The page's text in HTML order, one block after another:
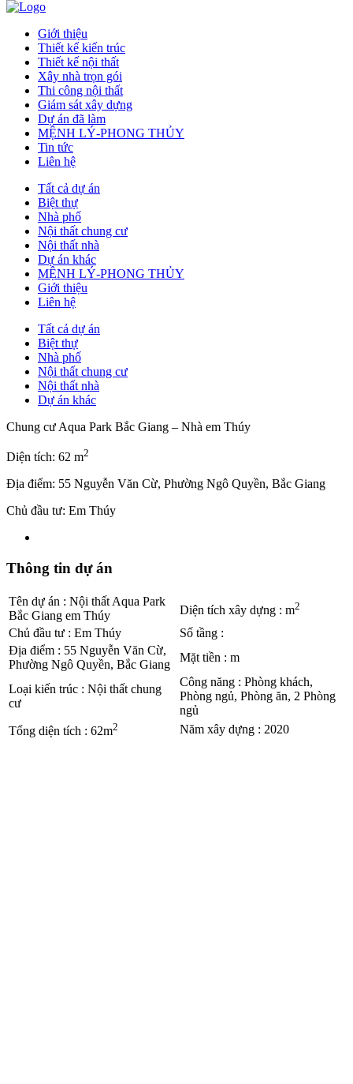
Giới thiệu
Thiết kế kiến trúc
Thiết kế nội thất
Xây nhà trọn gói
Thi công nội thất
Giám sát xây dựng
Dự án đã làm
MỆNH LÝ-PHONG THỦY
Tin tức
Liên hệ
Tất cả dự án
Biệt thự
Nhà phố
Nội thất chung cư
Nội thất nhà
Dự án khác
MỆNH LÝ-PHONG THỦY
Giới thiệu
Liên hệ
Tất cả dự án
Biệt thự
Nhà phố
Nội thất chung cư
Nội thất nhà
Dự án khác
Chung cư Aqua Park Bắc Giang – Nhà em Thúy
Diện tích: 62 m2
Địa điểm: 55 Nguyễn Văn Cừ, Phường Ngô Quyền, Bắc Giang
Chủ đầu tư: Em Thúy
Thông tin dự án
Tên dự án : Nội thất Aqua Park
Bắc Giang em Thúy
Diện tích xây dựng : m2
Chủ đầu tư : Em Thúy Số tầng :
Địa điểm : 55 Nguyễn Văn Cừ,
Phường Ngô Quyền, Bắc Giang
Mặt tiền : m
Loại kiến trúc : Nội thất chung
cư
Công năng : Phòng khách,
Phòng ngủ, Phòng ăn, 2 Phòng
ngủ
Tổng diện tích : 62m2 Năm xây dựng : 2020